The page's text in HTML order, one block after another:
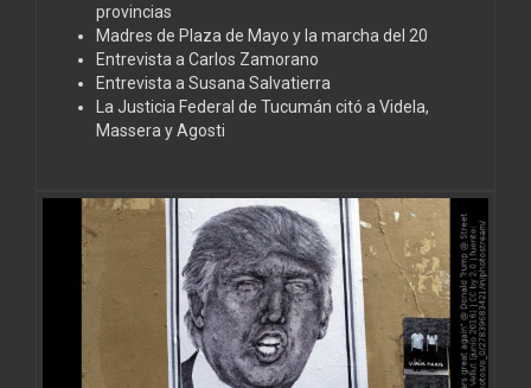
provincias
Madres de Plaza de Mayo y la marcha del 20
Entrevista a Carlos Zamorano
Entrevista a Susana Salvatierra
La Justicia Federal de Tucumán citó a Videla,
Massera y Agosti